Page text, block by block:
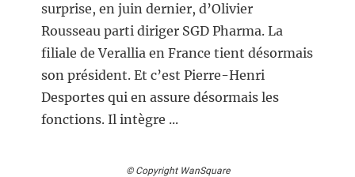
surprise, en juin dernier, d’Olivier
Rousseau parti diriger SGD Pharma. La
filiale de Verallia en France tient désormais
son président. Et c’est Pierre-Henri
Desportes qui en assure désormais les
fonctions. Il intègre ...
© Copyright WanSquare